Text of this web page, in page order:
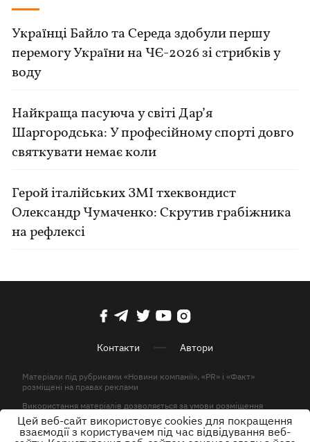
Українці Байло та Середа здобули першу
перемогу України на ЧЄ-2026 зі стрибків у
воду
Найкраща пасуюча у світі Дар’я
Шаргородська: У професійному спорті довго
святкувати немає коли
Герой італійських ЗМІ тхеквондист
Олександр Чумаченко: Скрутив грабіжника
на рефлексі
Контакти Автори
Матеріали під рубриками «Новини компанії», «PR» і «Факт»
розміщені на правах реклами
Використання матеріалів дозволяється за умови розміщення
активного гіперпосилання на KP.UA в першому абзаці.
© ТОВ «ЮЛАВ МЕДІА» 2026. Всі права захищені.
Цей веб-сайт використовує cookies для покращення
взаємодії з користувачем під час відвідування веб-